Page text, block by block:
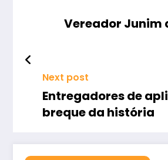
Vereador Junim
Next post
Entregadores de
breque da história